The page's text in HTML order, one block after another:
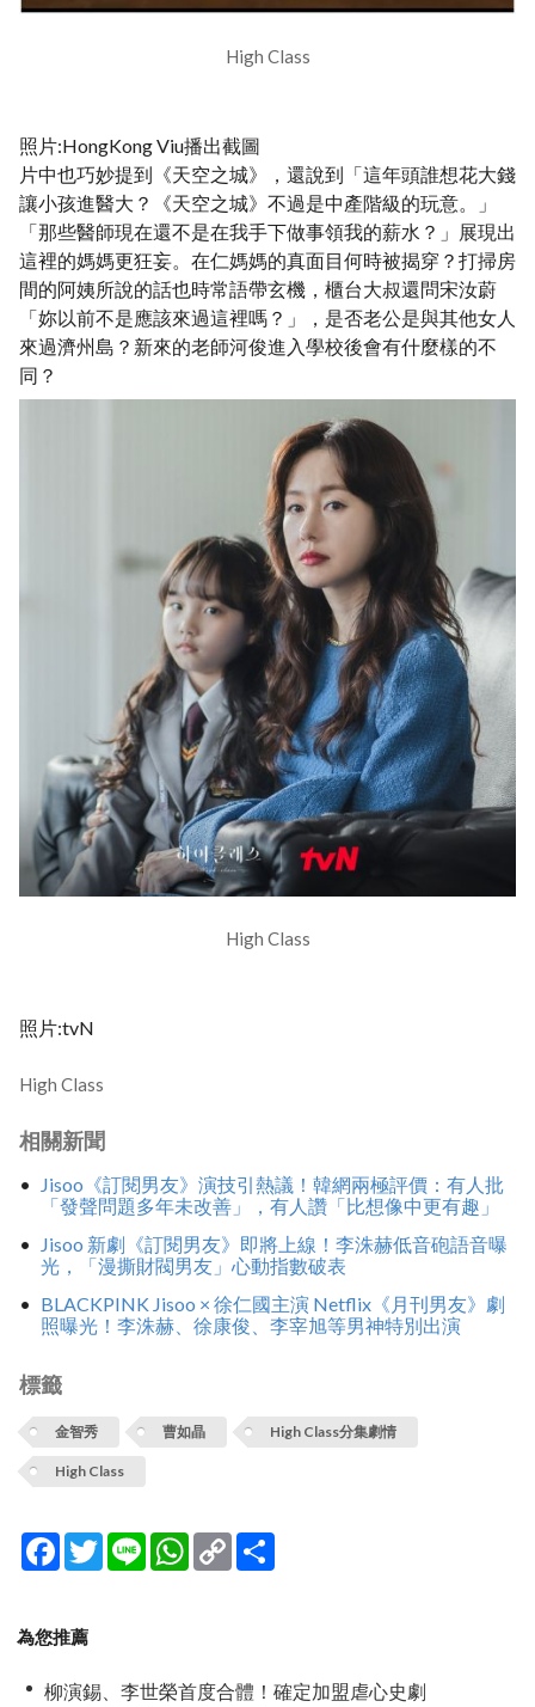
High Class
照片:HongKong Viu播出截圖
片中也巧妙提到《天空之城》，還說到「這年頭誰想花大錢
讓小孩進醫大？《天空之城》不過是中產階級的玩意。」
「那些醫師現在還不是在我手下做事領我的薪水？」展現出
這裡的媽媽更狂妄。在仁媽媽的真面目何時被揭穿？打掃房
間的阿姨所說的話也時常語帶玄機，櫃台大叔還問宋汝蔚
「妳以前不是應該來過這裡嗎？」，是否老公是與其他女人
來過濟州島？新來的老師河俊進入學校後會有什麼樣的不
同？
High Class
照片:tvN
High Class
相關新聞
Jisoo《訂閱男友》演技引熱議！韓網兩極評價：有人批
「發聲問題多年未改善」，有人讚「比想像中更有趣」
Jisoo 新劇《訂閱男友》即將上線！李洙赫低音砲語音曝
光，「漫撕財閥男友」心動指數破表
BLACKPINK Jisoo × 徐仁國主演 Netflix《月刊男友》劇
照曝光！李洙赫、徐康俊、李宰旭等男神特別出演
標籤
金智秀 曹如晶 High Class分集劇情
High Class
Facebook
TwitterLine WhatsApp
Copy
Link
為您推薦
柳演錫、李世榮首度合體！確定加盟虐心史劇